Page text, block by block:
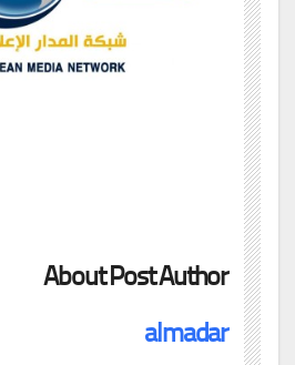
About Post Author
almadar